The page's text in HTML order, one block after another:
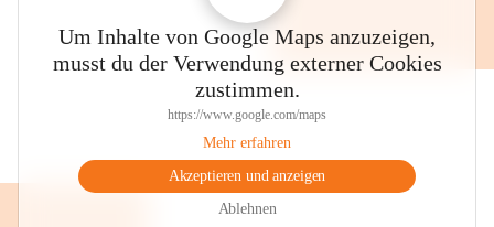
Um Inhalte von Google Maps anzuzeigen,
musst du der Verwendung externer Cookies
zustimmen.
https://www.google.com/maps
Mehr erfahren
Akzeptieren und anzeigen
Ablehnen